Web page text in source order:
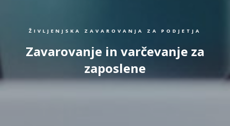
ŽIVLJENJSKA ZAVAROVANJA ZA PODJETJA
Zavarovanje in varčevanje za
zaposlene